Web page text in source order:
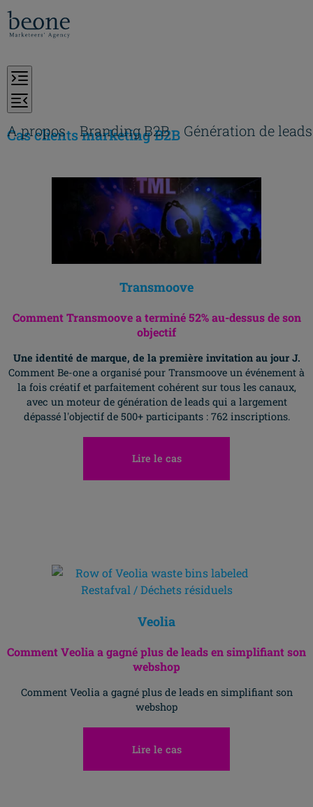
A propos Branding B2B Génération de leads
Cas clients marketing B2B
Transmoove
Comment Transmoove a terminé 52% au-dessus de son
objectif
Une identité de marque, de la première invitation au jour J.
Comment Be-one a organisé pour Transmoove un événement à
la fois créatif et parfaitement cohérent sur tous les canaux,
avec un moteur de génération de leads qui a largement
dépassé l'objectif de 500+ participants : 762 inscriptions.
Lire le cas
Veolia
Comment Veolia a gagné plus de leads en simplifiant son
webshop
Comment Veolia a gagné plus de leads en simplifiant son
webshop
Lire le cas